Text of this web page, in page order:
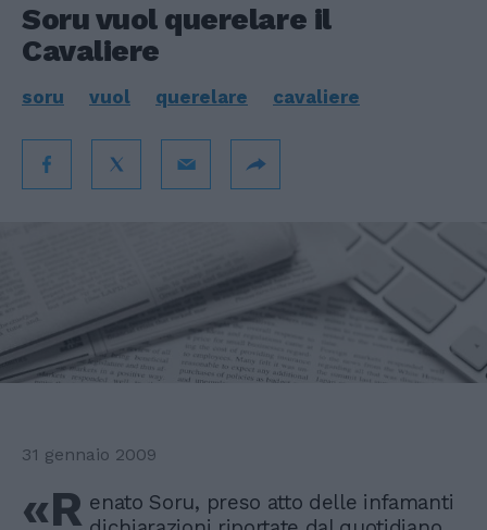
Soru vuol querelare il
Cavaliere
soru vuol querelare cavaliere
31 gennaio 2009
«R enato Soru, preso atto delle infamanti